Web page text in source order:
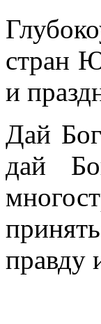
стран
и
Дай
дай
правду